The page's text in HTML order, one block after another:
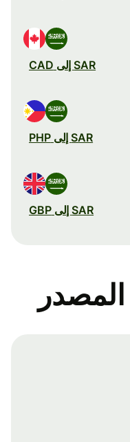
SAR إلى CAD
SAR إلى PHP
SAR إلى GBP